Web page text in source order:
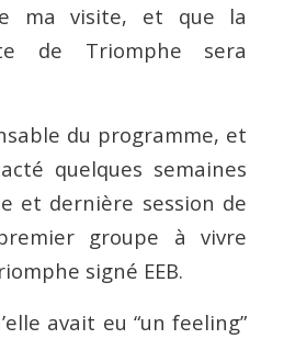
ma visite, et que la
de Triomphe sera
du programme, et
quelques semaines
et dernière session de
groupe à vivre
signé EEB.
avait eu “un feeling”